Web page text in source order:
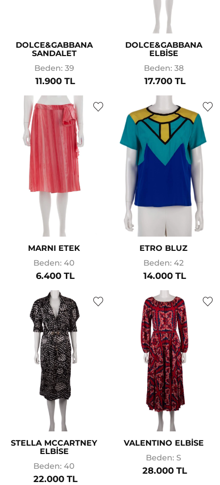
DOLCE&GABBANA
SANDALET
Beden: 39
11.900 TL
DOLCE&GABBANA
ELBİSE
Beden: 38
17.700 TL
MARNI ETEK
Beden: 40
6.400 TL
ETRO BLUZ
Beden: 42
14.000 TL
STELLA MCCARTNEY
ELBİSE
Beden: 40
22.000 TL
VALENTINO ELBİSE
Beden: S
28.000 TL